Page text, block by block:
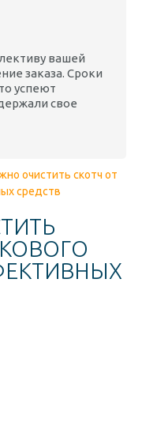
вашей
заказа. Сроки
успеют
свое
очистить скотч от
средств